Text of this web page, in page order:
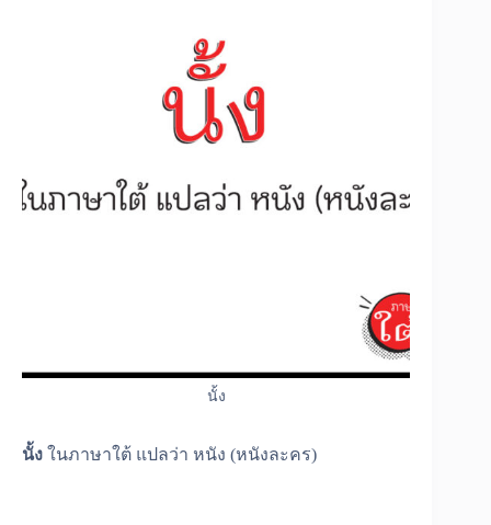
นั้ง
นั้ง ในภาษาใต้ แปลว่า หนัง (หนังละคร)